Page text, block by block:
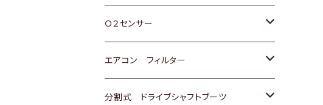
スバル
三菱
スバル
ダイハツ
マツダ
三菱
ダイハツ
三菱
スバル
ホンダ
スズキ
日産
Ｏ２センサー
トヨタ
ホンダ
エアコン フィルター
トヨタ
分割式 ドライブシャフトブーツ